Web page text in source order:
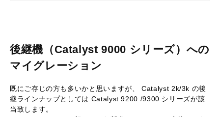
後継機（Catalyst 9000 シリーズ）への
マイグレーション
既にご存じの方も多いかと思いますが、 Catalyst 2k/3k の後
継ラインナップとしては Catalyst 9200 /9300 シリーズが該
当致します。